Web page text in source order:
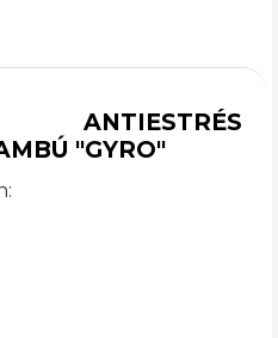
ANTIESTRÉS
"GYRO"